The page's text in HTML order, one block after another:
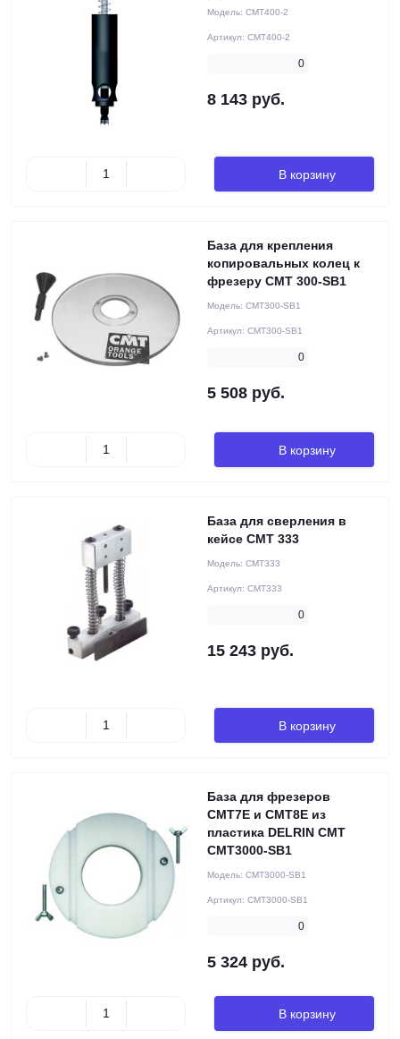
Модель: CMT400-2
Артикул: CMT400-2
0
8 143 руб.
В корзину
База для крепления
копировальных колец к
фрезеру CMT 300-SB1
Модель: CMT300-SB1
Артикул: CMT300-SB1
0
5 508 руб.
В корзину
База для сверления в
кейсе CMT 333
Модель: CMT333
Артикул: CMT333
0
15 243 руб.
В корзину
База для фрезеров
CMT7E и CMT8E из
пластика DELRIN CMT
CMT3000-SB1
Модель: CMT3000-SB1
Артикул: CMT3000-SB1
0
5 324 руб.
В корзину